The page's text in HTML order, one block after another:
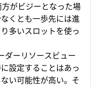
がビジーとなった場
くとも一歩先には進
多いスロットを使っ
ダーリソースビュー
設定することはあっ
い可能性が高い。そ